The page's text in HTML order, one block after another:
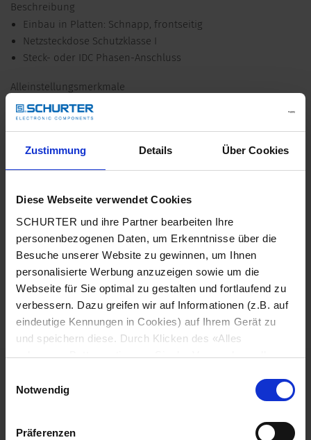
Zustimmung Details Über Cookies
Diese Webseite verwendet Cookies
SCHURTER und ihre Partner bearbeiten Ihre
personenbezogenen Daten, um Erkenntnisse über die
Besuche unserer Website zu gewinnen, um Ihnen
personalisierte Werbung anzuzeigen sowie um die
Webseite für Sie optimal zu gestalten und fortlaufend zu
verbessern. Dazu greifen wir auf Informationen (z.B. auf
eindeutige Kennungen in Cookies) auf Ihrem Gerät zu
und speichern diese. Durch Klicken des «Alles
zulassen»-Buttons stimmen Sie der Verwendung aller
zu. Sie können Ihre Einstellungen jederzeit ändern, indem
Sie auf «Cookie-Einstellungen verwalten» am Seitenende
klicken. Ihre Einstellungen werden unseren Partnern
Notwendig
Präferenzen
Beschreibung
Einbau in Platten: Schnapp, frontseitig
Netzsteckdose Schutzklasse I
Steck- oder IDC Phasen-Anschluss
Alleinstellungsmerkmale
IDC-Anschlüsse für effiziente Verdrahtung
Verdrahtungsaufwand wird massgeblich reduziert
Ideal für PDU-Anwendungen
Schutzabdeckung kann als Verdrahtungshilfe eingesetzt
werden
Phase erhältlich als Steckanschluss für die IDC-Along
Ausrichtung
Geeignet für den Einsatz in Geräten nach IEC/UL 62368-1
Detailanfrage zu Typ
Details NR520